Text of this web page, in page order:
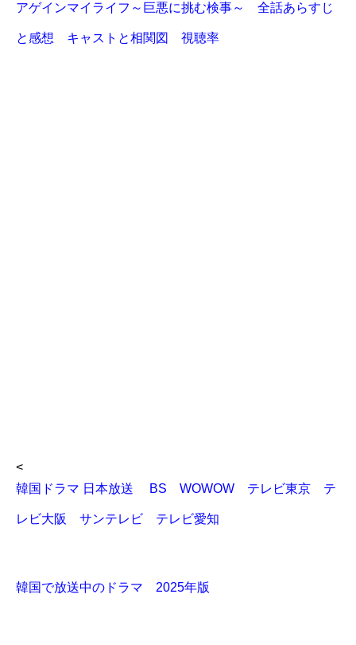
アゲインマイライフ～巨悪に挑む検事～ 全話あらすじ
と感想 キャストと相関図 視聴率
<
韓国ドラマ 日本放送 BS WOWOW テレビ東京 テ
レビ大阪 サンテレビ テレビ愛知
韓国で放送中のドラマ 2025年版